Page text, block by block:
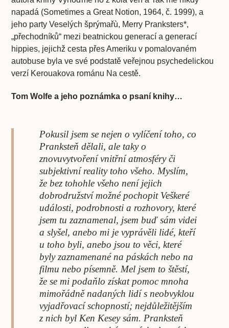
napadá (Sometimes a Great Notion, 1964, č. 1999), a
jeho party Veselých šprýmařù, Merry Pranksters*,
„přechodníků“ mezi beatnickou generací a generací
hippies, jejichž cesta přes Ameriku v pomalovaném
autobuse byla ve své podstatě veřejnou psychedelickou
verzí Kerouakova románu Na cestě.
Tom Wolfe a jeho poznámka o psaní knihy…
Pokusil jsem se nejen o vylíčení toho, co
Pranksteň dělali, ale taky o
znovuvytvoření vnitřní atmosféry či
subjektivní reality toho všeho. Myslím,
že bez tohohle všeho není jejich
dobrodružství možné pochopit Veškeré
události, podrobnosti a rozhovory, které
jsem tu zaznamenal, jsem buď sám videi
a slyšel, anebo mi je vyprávěli lidé, kteří
u toho byli, anebo jsou to věci, které
byly zaznamenané na páskách nebo na
filmu nebo písemně. Mel jsem to štěstí,
že se mi podaňlo získat pomoc mnoha
mimořádně nadaných lidí s neobvyklou
vyjadřovací schopností; nejdůležitějším
z nich byl Ken Kesey sám. Pranksteň